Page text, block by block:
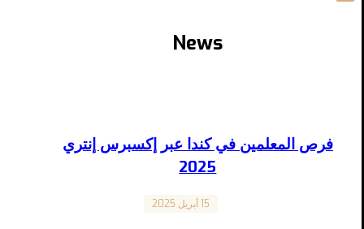
News
فرص المعلمين في كندا عبر إكسبرس إنتري
2025
15 أبريل 2025